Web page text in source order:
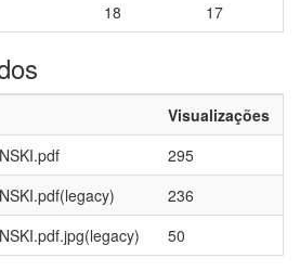
18 17
Visualizações
295
236
50